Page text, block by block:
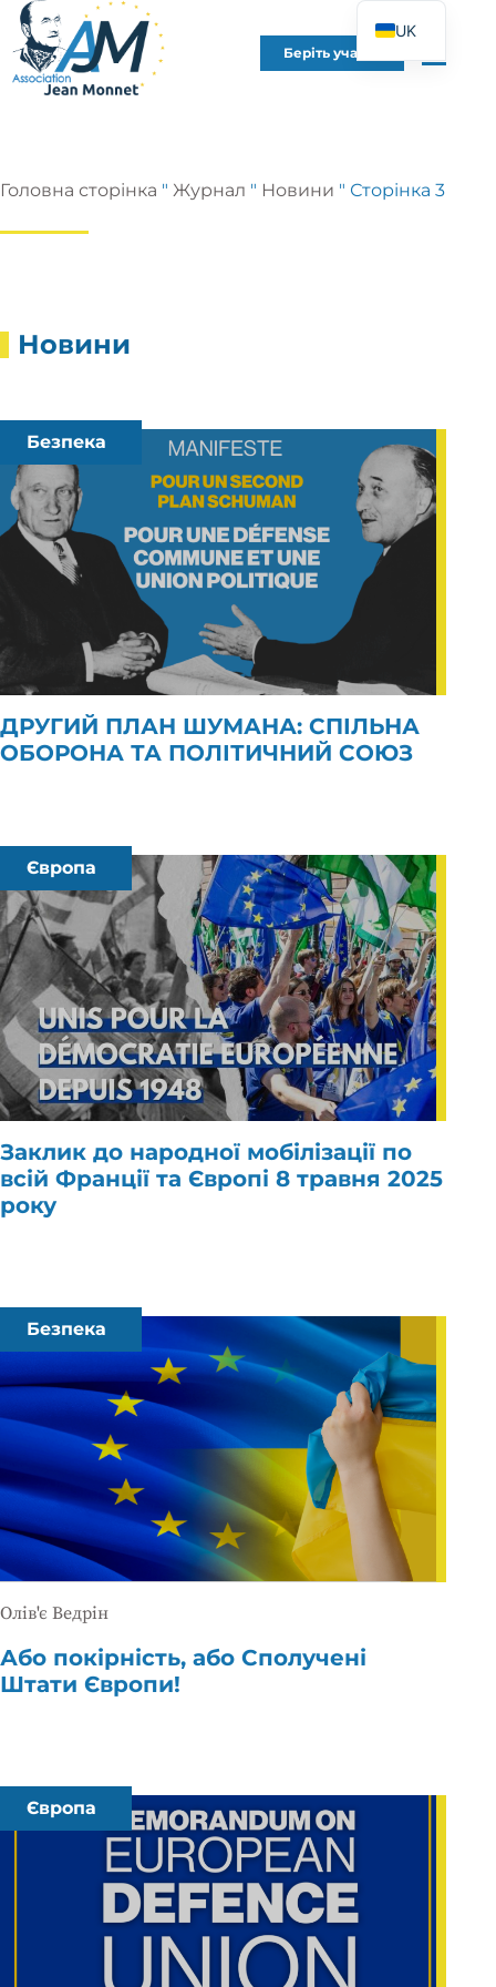
Беріть участь
Головна сторінка " Журнал " Новини " Сторінка 3
Новини
Безпека
ДРУГИЙ ПЛАН ШУМАНА: СПІЛЬНА
ОБОРОНА ТА ПОЛІТИЧНИЙ СОЮЗ
Європа
Заклик до народної мобілізації по
всій Франції та Європі 8 травня 2025
року
Безпека
Олів'є Ведрін
Або покірність, або Сполучені
Штати Європи!
Європа
UK
FR